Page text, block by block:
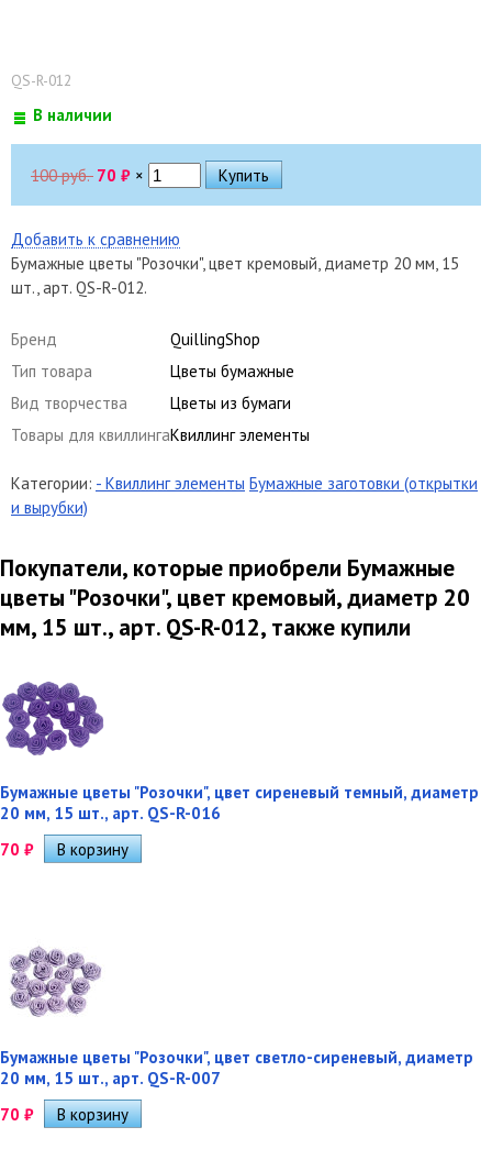
QS-R-012
В наличии
100 руб. 70 ₽ ×
Добавить к сравнению
Бумажные цветы "Розочки", цвет кремовый, диаметр 20 мм, 15
шт., арт. QS-R-012.
Бренд
QuillingShop
Тип товара
Цветы бумажные
Вид творчества
Цветы из бумаги
Товары для квиллингаКвиллинг элементы
Категории: - Квиллинг элементы Бумажные заготовки (открытки
и вырубки)
Покупатели, которые приобрели Бумажные
цветы "Розочки", цвет кремовый, диаметр 20
мм, 15 шт., арт. QS-R-012, также купили
Бумажные цветы "Розочки", цвет сиреневый темный, диаметр
20 мм, 15 шт., арт. QS-R-016
70 ₽
Бумажные цветы "Розочки", цвет светло-сиреневый, диаметр
20 мм, 15 шт., арт. QS-R-007
70 ₽